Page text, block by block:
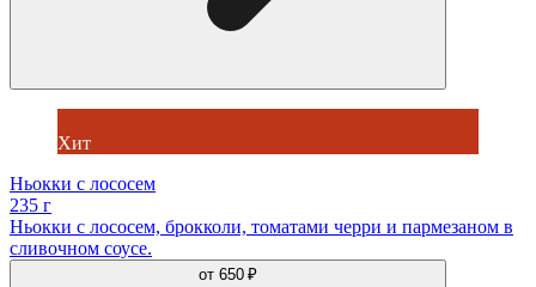
Хит
Ньокки с лососем
235 г
Ньокки с лососем, брокколи, томатами черри и пармезаном в
сливочном соусе.
от 650 ₽